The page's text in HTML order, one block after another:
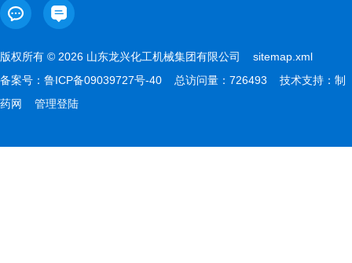
版权所有 © 2026 山东龙兴化工机械集团有限公司 sitemap.xml
备案号： 鲁ICP备09039727号-40 总访问量：726493 技术支持： 制
药网
管理登陆